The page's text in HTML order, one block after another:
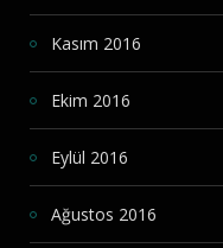
Kasım 2016
Ekim 2016
Eylül 2016
Ağustos 2016